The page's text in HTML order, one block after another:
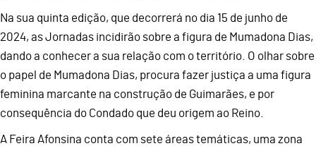
Na sua quinta edição, que decorrerá no dia 15 de junho de
2024, as Jornadas incidirão sobre a figura de Mumadona Dias,
dando a conhecer a sua relação com o território. O olhar sobre
o papel de Mumadona Dias, procura fazer justiça a uma figura
feminina marcante na construção de Guimarães, e por
consequência do Condado que deu origem ao Reino.
A Feira Afonsina conta com sete áreas temáticas, uma zona